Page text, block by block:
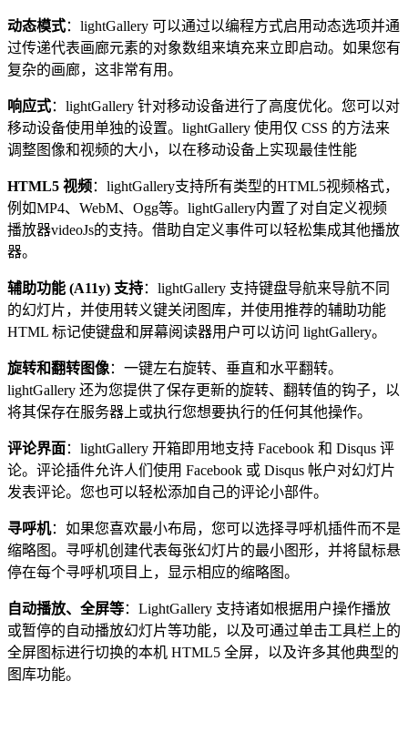
动态模式：lightGallery 可以通过以编程方式启用动态选项并通
过传递代表画廊元素的对象数组来填充来立即启动。如果您有
复杂的画廊，这非常有用。
响应式：lightGallery 针对移动设备进行了高度优化。您可以对
移动设备使用单独的设置。lightGallery 使用仅 CSS 的方法来
调整图像和视频的大小，以在移动设备上实现最佳性能
HTML5 视频：lightGallery支持所有类型的HTML5视频格式，
例如MP4、WebM、Ogg等。lightGallery内置了对自定义视频
播放器videoJs的支持。借助自定义事件可以轻松集成其他播放
器。
辅助功能 (A11y) 支持：lightGallery 支持键盘导航来导航不同
的幻灯片，并使用转义键关闭图库，并使用推荐的辅助功能
HTML 标记使键盘和屏幕阅读器用户可以访问 lightGallery。
旋转和翻转图像：一键左右旋转、垂直和水平翻转。
lightGallery 还为您提供了保存更新的旋转、翻转值的钩子，以
将其保存在服务器上或执行您想要执行的任何其他操作。
评论界面：lightGallery 开箱即用地支持 Facebook 和 Disqus 评
论。评论插件允许人们使用 Facebook 或 Disqus 帐户对幻灯片
发表评论。您也可以轻松添加自己的评论小部件。
寻呼机：如果您喜欢最小布局，您可以选择寻呼机插件而不是
缩略图。寻呼机创建代表每张幻灯片的最小图形，并将鼠标悬
停在每个寻呼机项目上，显示相应的缩略图。
自动播放、全屏等：LightGallery 支持诸如根据用户操作播放
或暂停的自动播放幻灯片等功能，以及可通过单击工具栏上的
全屏图标进行切换的本机 HTML5 全屏，以及许多其他典型的
图库功能。